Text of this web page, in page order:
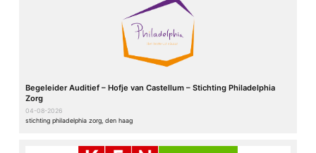
Begeleider Auditief – Hofje van Castellum – Stichting Philadelphia
Zorg
04-08-2026
stichting philadelphia zorg, den haag